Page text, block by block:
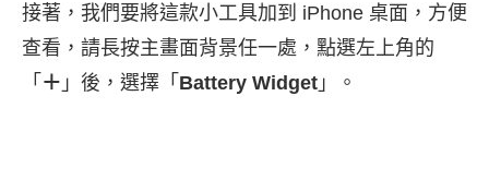
接著，我們要將這款小工具加到 iPhone 桌面，方便
查看，請長按主畫面背景任一處，點選左上角的
「 ＋ 」後，選擇「 Battery Widget 」。